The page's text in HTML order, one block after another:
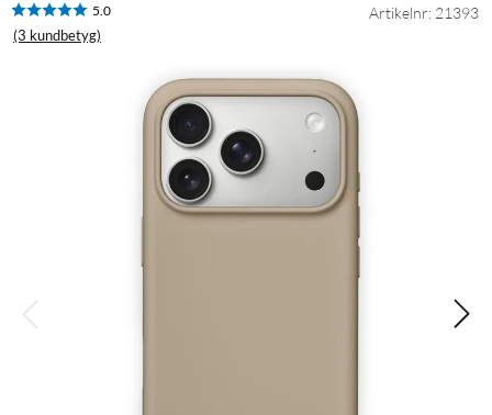
5.0
(3 kundbetyg)
Artikelnr: 21393